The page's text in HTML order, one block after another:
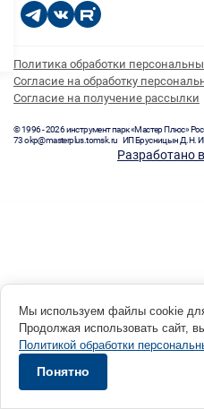
Политика обработки
Согласие на обработку
Согласие на получение рассылки
© 1996 - 2026 инструмент парк «Мастер Плюс»
73 okp@masterplus.tomsk.ru ИП Брусницын Д.Н.
Разработано
Мы используем файлы cookie
Продолжая использовать сайт,
Политикой обработки
Понятно